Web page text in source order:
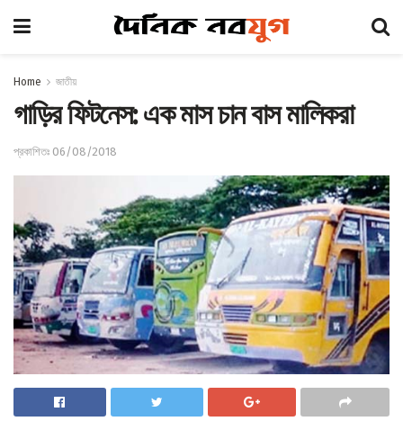
Home জাতীয়
গাড়ির ফিটনেস: এক মাস চান বাস মালিকরা
প্রকাশিতঃ 06/08/2018